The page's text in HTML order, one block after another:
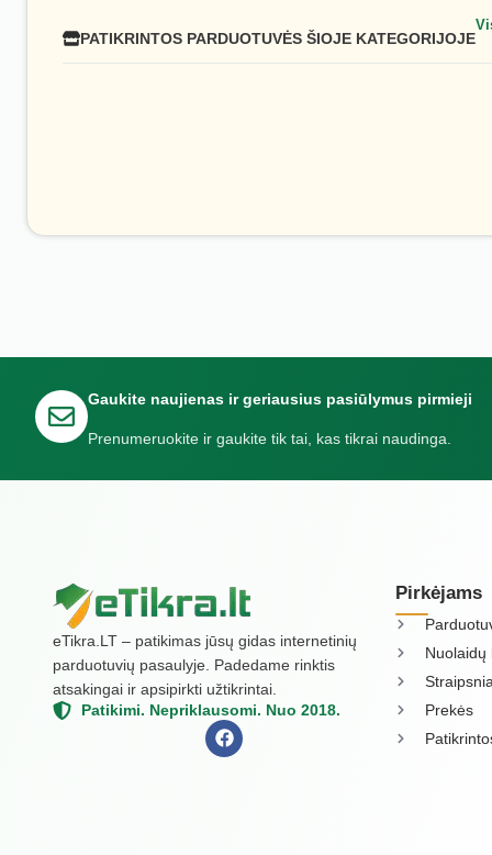
PATIKRINTOS PARDUOTUVĖS ŠIOJE KATEGORIJOJE
Gaukite naujienas ir geriausius pasiūlymus pirmieji
Prenumeruokite ir gaukite tik tai, kas tikrai naudinga.
eTikra.LT – patikimas jūsų gidas internetinių
parduotuvių pasaulyje. Padedame rinktis
atsakingai ir apsipirkti užtikrintai.
Patikimi. Nepriklausomi. Nuo 2018.
Pirkėjams
Nuolaidų
Prekės